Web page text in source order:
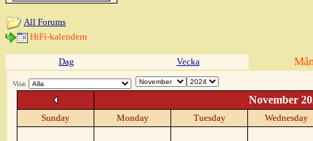
All Forums
HiFi-kalendern
Dag Vecka
Visa:
November
Sunday Monday Tuesday Wednesday